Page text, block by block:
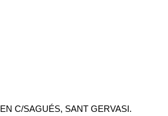
C/SAGUÉS, SANT GERVASI.